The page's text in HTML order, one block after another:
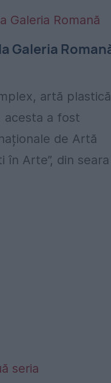
Galeria
artă plastică
acesta a fost
de Artă
în Arte”, din seara